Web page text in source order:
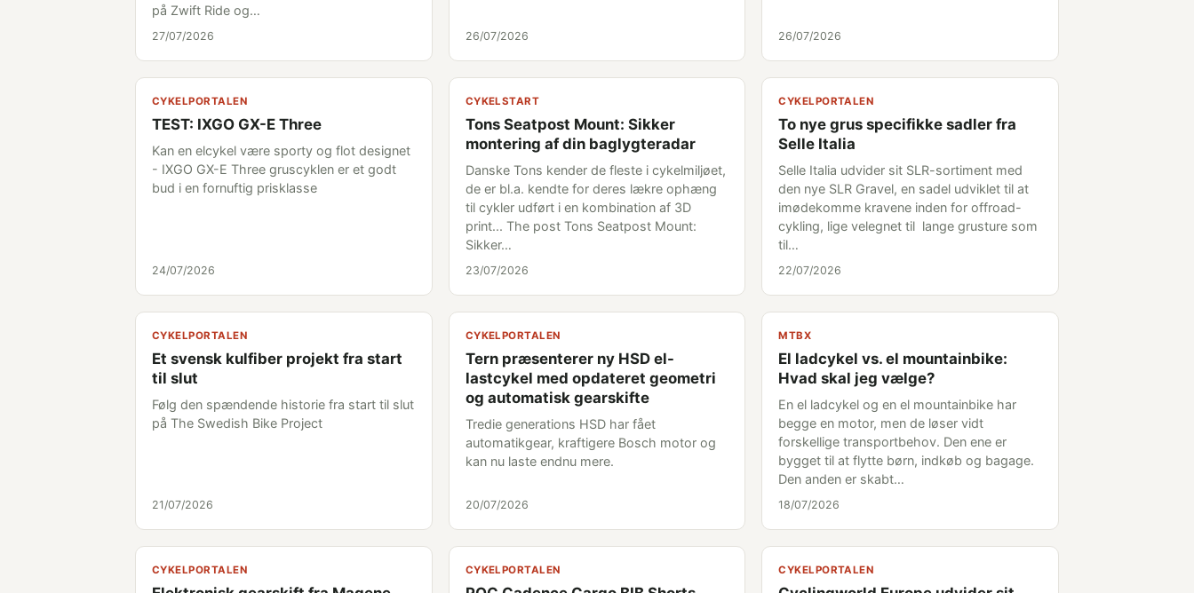
på Zwift Ride og…
27/07/2026 26/07/2026 26/07/2026
CYKELPORTALEN
TEST: IXGO GX-E Three
Kan en elcykel være sporty og flot designet
- IXGO GX-E Three gruscyklen er et godt
bud i en fornuftig prisklasse
24/07/2026
CYKELSTART
Tons Seatpost Mount: Sikker
montering af din baglygteradar
Danske Tons kender de fleste i cykelmiljøet,
de er bl.a. kendte for deres lækre ophæng
til cykler udført i en kombination af 3D
print... The post Tons Seatpost Mount:
Sikker…
23/07/2026
CYKELPORTALEN
To nye grus specifikke sadler fra
Selle Italia
Selle Italia udvider sit SLR-sortiment med
den nye SLR Gravel, en sadel udviklet til at
imødekomme kravene inden for offroad-
cykling, lige velegnet til lange grusture som
til…
22/07/2026
CYKELPORTALEN
Et svensk kulfiber projekt fra start
til slut
Følg den spændende historie fra start til slut
på The Swedish Bike Project
21/07/2026
CYKELPORTALEN
Tern præsenterer ny HSD el-
lastcykel med opdateret geometri
og automatisk gearskifte
Tredie generations HSD har fået
automatikgear, kraftigere Bosch motor og
kan nu laste endnu mere.
20/07/2026
MTBX
El ladcykel vs. el mountainbike:
Hvad skal jeg vælge?
En el ladcykel og en el mountainbike har
begge en motor, men de løser vidt
forskellige transportbehov. Den ene er
bygget til at flytte børn, indkøb og bagage.
Den anden er skabt…
18/07/2026
CYKELPORTALEN CYKELPORTALEN CYKELPORTALEN